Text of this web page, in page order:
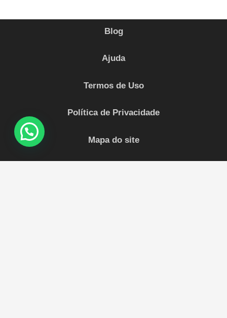
Blog
Ajuda
Termos de Uso
Política de Privacidade
Mapa do site